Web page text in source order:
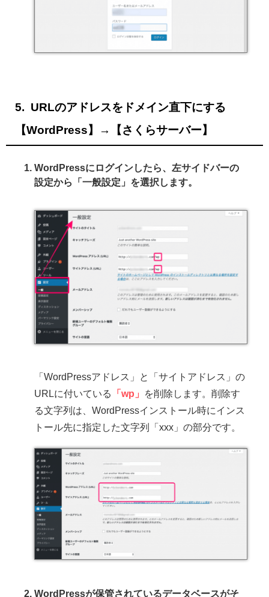
URLのアドレスをドメイン直下にする
【WordPress】→【さくらサーバー】
WordPressにログインしたら、左サイドバーの
設定から「一般設定」を選択します。
「WordPressアドレス」と「サイトアドレス」の
URLに付いている
「wp」
を削除します。削除す
る文字列は、WordPressインストール時にインス
トール先に指定した文字列「xxx」の部分です。
WordPressが保管されているデータベースがそ